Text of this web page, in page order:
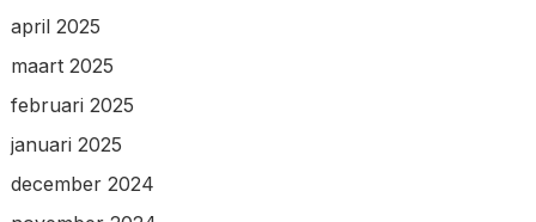
april 2025
maart 2025
februari 2025
januari 2025
december 2024